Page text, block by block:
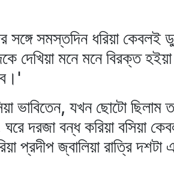
সঙ্গে সমস্তদিন ধরিয়া কেবলই
দেখিয়া মনে মনে বিরক্ত
ভাবিতেন, যখন ছোটো ছিলাম
দরজা বন্ধ করিয়া বসিয়া
জ্বালিয়া রাত্রি দশটা